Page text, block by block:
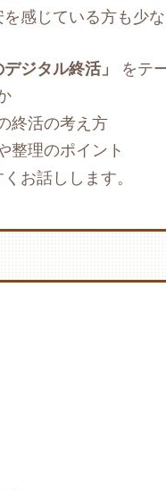
感じている方も少な
ジタル終活」
をテ
終活の考え方
整理のポイント
お話しします。